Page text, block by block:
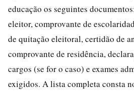
educação os seguintes
eleitor, comprovante de
de quitação eleitoral, certidão de
comprovante de residência,
cargos (se for o caso) e exames
exigidos. A lista completa consta